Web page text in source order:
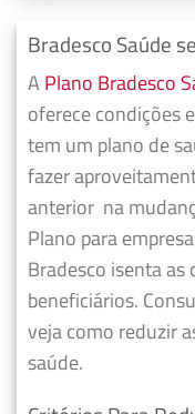
Bradesco Saúde
A Plano Bradesco
oferece condições
tem um plano de
fazer
anterior na
Plano para
Bradesco isenta as
beneficiários.
veja como reduzir
saúde.